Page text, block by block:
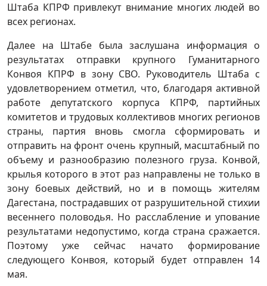
Штаба КПРФ привлекут внимание многих людей во
всех регионах.
Далее на Штабе была заслушана информация о
результатах отправки крупного Гуманитарного
Конвоя КПРФ в зону СВО. Руководитель Штаба с
удовлетворением отметил, что, благодаря активной
работе депутатского корпуса КПРФ, партийных
комитетов и трудовых коллективов многих регионов
страны, партия вновь смогла сформировать и
отправить на фронт очень крупный, масштабный по
объему и разнообразию полезного груза. Конвой,
крылья которого в этот раз направлены не только в
зону боевых действий, но и в помощь жителям
Дагестана, пострадавших от разрушительной стихии
весеннего половодья. Но расслабление и упование
результатами недопустимо, когда страна сражается.
Поэтому уже сейчас начато формирование
следующего Конвоя, который будет отправлен 14
мая.